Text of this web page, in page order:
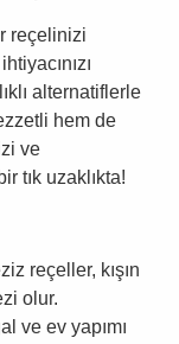
reçelinizi
alternatiflerle
hem de
ve
tık uzaklıkta!
reçeller, kışın
olur.
ve ev yapımı